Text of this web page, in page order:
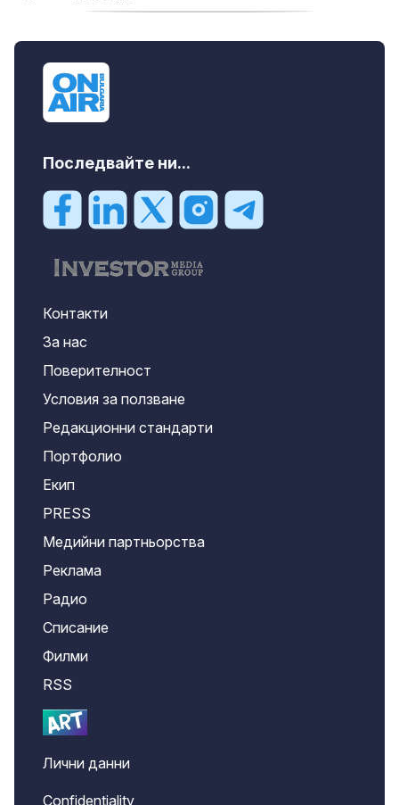
Последвайте ни...
Контакти
За нас
Поверителност
Условия за ползване
Редакционни стандарти
Портфолио
Екип
PRESS
Медийни партньорства
Реклама
Радио
Списание
Филми
RSS
Лични данни
Confidentiality